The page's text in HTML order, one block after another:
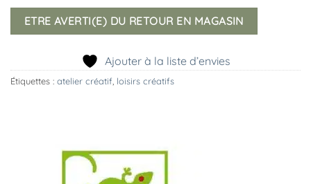
ETRE AVERTI(E) DU RETOUR EN MAGASIN
Ajouter à la liste d’envies
Étiquettes : atelier créatif loisirs créatifs